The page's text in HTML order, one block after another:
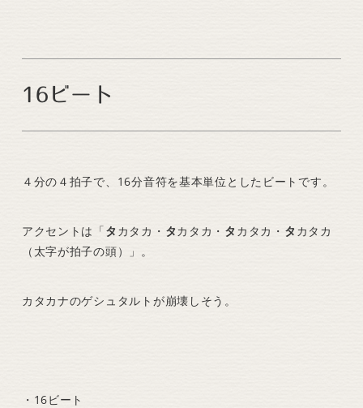
16ビート
４分の４拍子で、16分音符を基本単位としたビートです。
アクセントは「タ カタカ・ タカタカ・ タ カタカ・ タ カタカ
（太字が拍子の頭）」。
カタカナのゲシュタルトが崩壊しそう。
・16ビート